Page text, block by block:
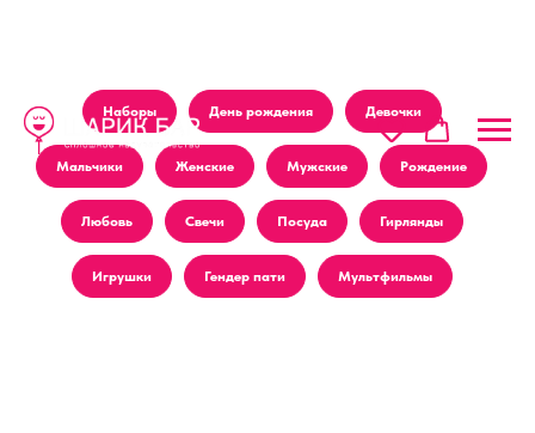
Наборы День рождения Девочки
Мальчики Женские Мужские Рождение
Любовь Свечи Посуда Гирлянды
Игрушки Гендер пати Мультфильмы